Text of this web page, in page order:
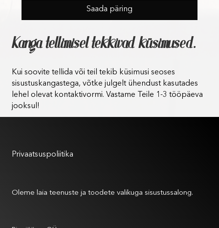
Kanga tellimisel tekkivad küsimused.
Kui soovite tellida või teil tekib küsimusi seoses
sisustuskangastega, võtke julgelt ühendust kasutades
lehel olevat kontaktivormi. Vastame Teile 1-3 tööpäeva
jooksul!
Privaatsuspoliitika
Oleme laia teenuste ja toodete valikuga sisustussalong.